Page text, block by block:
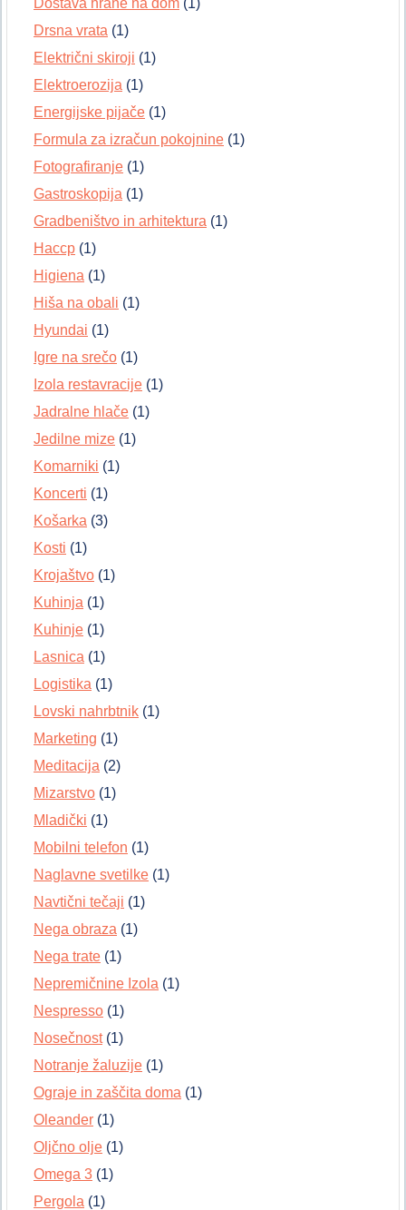
Dostava hrane na dom (1)
Drsna vrata (1)
Električni skiroji (1)
Elektroerozija (1)
Energijske pijače (1)
Formula za izračun pokojnine (1)
Fotografiranje (1)
Gastroskopija (1)
Gradbeništvo in arhitektura (1)
Haccp (1)
Higiena (1)
Hiša na obali (1)
Hyundai (1)
Igre na srečo (1)
Izola restavracije (1)
Jadralne hlače (1)
Jedilne mize (1)
Komarniki (1)
Koncerti (1)
Košarka (3)
Kosti (1)
Krojaštvo (1)
Kuhinja (1)
Kuhinje (1)
Lasnica (1)
Logistika (1)
Lovski nahrbtnik (1)
Marketing (1)
Meditacija (2)
Mizarstvo (1)
Mladički (1)
Mobilni telefon (1)
Naglavne svetilke (1)
Navtični tečaji (1)
Nega obraza (1)
Nega trate (1)
Nepremičnine Izola (1)
Nespresso (1)
Nosečnost(1)
Notranje žaluzije (1)
Ograje in zaščita doma (1)
Oleander (1)
Oljčno olje (1)
Omega 3 (1)
Pergola (1)